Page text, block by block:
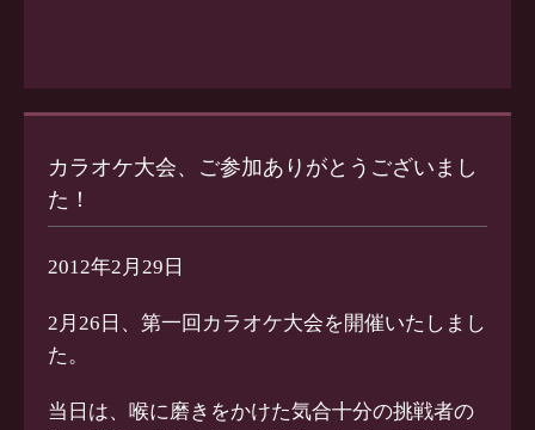
カラオケ大会、ご参加ありがとうございまし
た！
2012年2月29日
2月26日、第一回カラオケ大会を開催いたしまし
た。
当日は、喉に磨きをかけた気合十分の挑戦者の